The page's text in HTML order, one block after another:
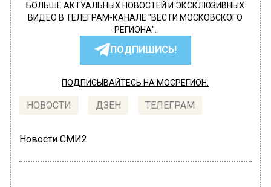
БОЛЬШЕ АКТУАЛЬНЫХ НОВОСТЕЙ И ЭКСКЛЮЗИВНЫХ
ВИДЕО В ТЕЛЕГРАМ-КАНАЛЕ "ВЕСТИ МОСКОВСКОГО
РЕГИОНА".
ПОДПИШИСЬ!
ПОДПИСЫВАЙТЕСЬ НА МОСРЕГИОН:
НОВОСТИ ДЗЕН ТЕЛЕГРАМ
Новости СМИ2